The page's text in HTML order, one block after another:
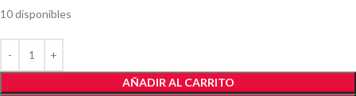
10 disponibles
AÑADIR AL CARRITO